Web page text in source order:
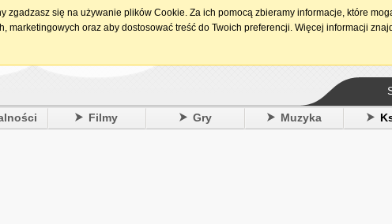
15.
Filmy Gry Muzyka
zgadzasz się na używanie plików Cookie. Za ich pomocą zbieramy informacje, które
marketingowych oraz aby dostosować treść do Twoich preferencji. Więcej informacji